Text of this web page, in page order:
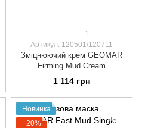
1
Артикул: 120501/120711
Зміцнюючий крем GEOMAR
Firming Mud Cream
натурального походженя, 450
1 114 грн
Новинка
−20%